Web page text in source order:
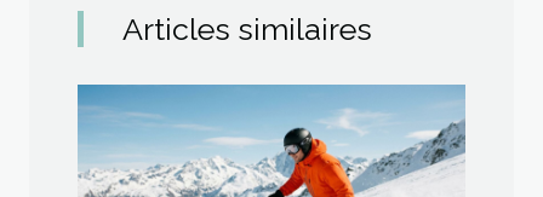
Articles similaires